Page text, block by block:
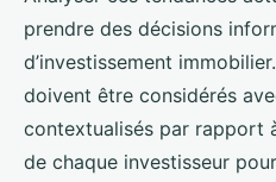
prendre des décisions
d’investissement
doivent être considérés
contextualisés par rapport
de chaque investisseur